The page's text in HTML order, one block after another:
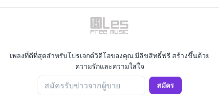
เพลงที่ดีที่สุดสำหรับโปรเจกต์วิดีโอของคุณ มีลิขสิทธิ์ฟรี สร้างขึ้นด้วย
ความรักและความใส่ใจ
สมัครรับข่าวจากผู้ขาย สมัคร